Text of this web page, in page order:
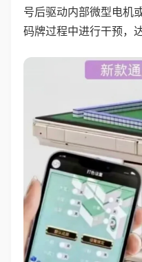
号后驱动内部微型电机
码牌过程中进行干预，